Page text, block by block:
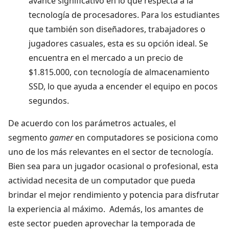
tecnología de procesadores. Para los estudiantes
que también son diseñadores, trabajadores o
jugadores casuales, esta es su opción ideal. Se
encuentra en el mercado a un precio de
$1.815.000, con tecnología de almacenamiento
SSD, lo que ayuda a encender el equipo en pocos
segundos.
De acuerdo con los parámetros actuales, el
segmento gameren computadores se posiciona como
uno de los más relevantes en el sector de tecnología.
Bien sea para un jugador ocasional o profesional, esta
actividad necesita de un computador que pueda
brindar el mejor rendimiento y potencia para disfrutar
la experiencia al máximo. Además, los amantes de
este sector pueden aprovechar la temporada de